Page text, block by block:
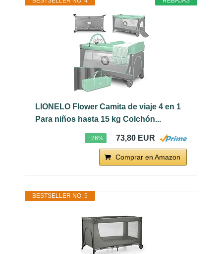
LIONELO Flower Camita de viaje 4 en 1
Para niños hasta 15 kg Colchón...
−26% 73,80 EUR
Comprar en Amazon
BESTSELLER NO. 5